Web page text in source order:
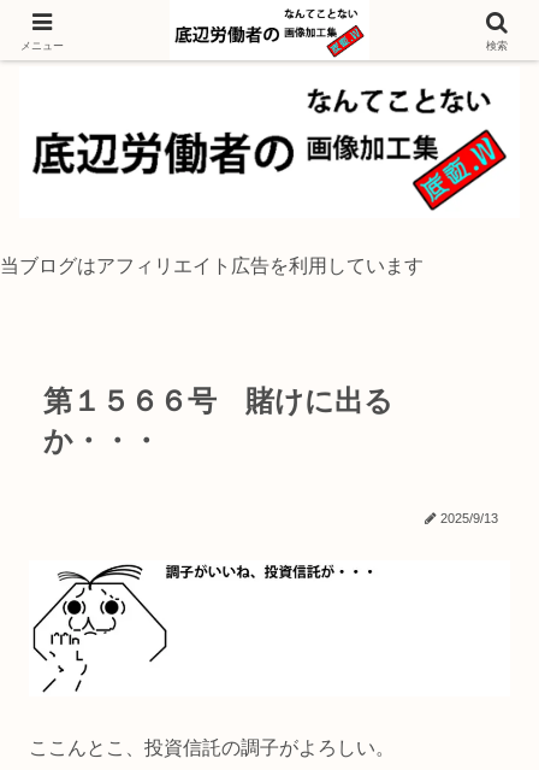
独身底辺おじさんが風景写真をイラスト風に加工するブログ
当ブログはアフィリエイト広告を利用しています
第１５６６号 賭けに出る
か・・・
2025/9/13
ここんとこ、投資信託の調子がよろしい。
メニュー 検索